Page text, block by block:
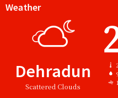
Weather
Dehradun
Scattered Clouds